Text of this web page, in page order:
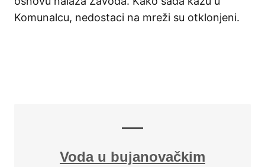
Komunalcu, nedostaci na mreži su otklonjeni.
Voda u bujanovačkim